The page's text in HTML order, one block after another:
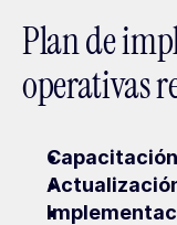
Plan de
operativas